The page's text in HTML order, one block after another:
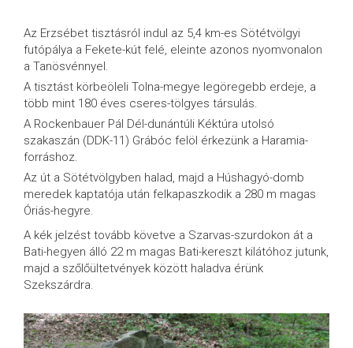
Az Erzsébet tisztásról indul az 5,4 km-es Sötétvölgyi
futópálya a Fekete-kút felé, eleinte azonos nyomvonalon
a Tanösvénnyel.
A tisztást körbeöleli Tolna-megye legöregebb erdeje, a
több mint 180 éves cseres-tölgyes társulás.
A Rockenbauer Pál Dél-dunántúli Kéktúra utolsó
szakaszán (DDK-11) Grábóc felöl érkezünk a Haramia-
forráshoz.
Az út a Sötétvölgyben halad, majd a Húshagyó-domb
meredek kaptatója után felkapaszkodik a 280 m magas
Óriás-hegyre.
A kék jelzést tovább követve a Szarvas-szurdokon át a
Bati-hegyen álló 22 m magas Bati-kereszt kilátóhoz jutunk,
majd a szőlőültetvények között haladva érünk
Szekszárdra.